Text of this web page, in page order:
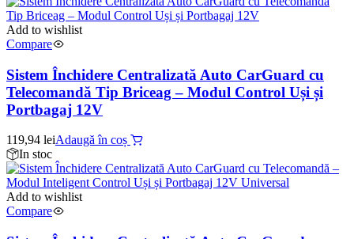
Add to wishlist
Compare
Sistem Închidere Centralizată Auto CarGuard cu
Telecomandă Tip Briceag – Modul Control Uși și
Portbagaj 12V
119,94 leiAdaugă în coș
In stoc
Add to wishlist
Compare